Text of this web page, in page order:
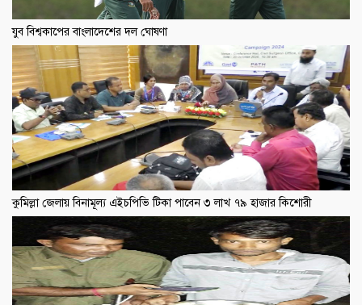
যুব বিশ্বকাপের বাংলাদেশের দল ঘোষণা
কুমিল্লা জেলায় বিনামূল্য এইচপিভি টিকা পাবেন ৩ লাখ ৭৯ হাজার কিশোরী